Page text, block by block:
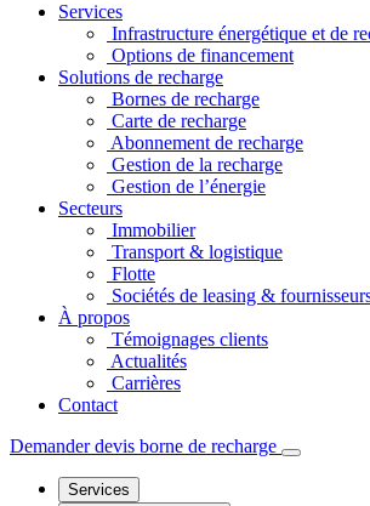
Services
Infrastructure énergétique et de
Options de financement
Solutions de recharge
Bornes de recharge
Carte de recharge
Abonnement de recharge
Gestion de la recharge
Gestion de l’énergie
Secteurs
Immobilier
Transport & logistique
Flotte
Sociétés de leasing &
À propos
Témoignages clients
Actualités
Carrières
Contact
Demander devis borne de recharge
Services